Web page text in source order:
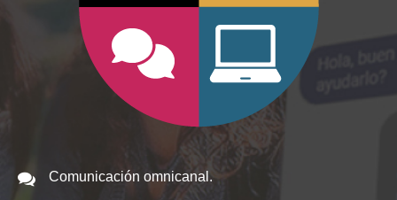
Comunicación omnicanal.